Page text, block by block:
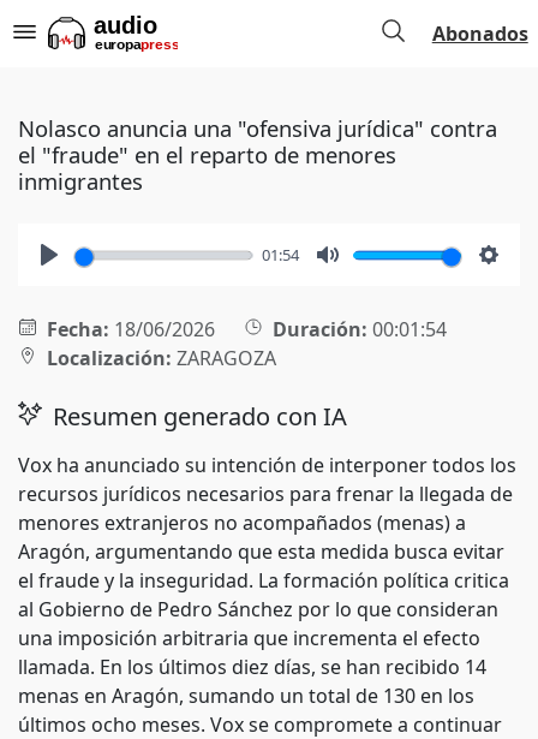
Abonados
Nolasco anuncia una "ofensiva jurídica" contra
el "fraude" en el reparto de menores
inmigrantes
01:54
Fecha: 18/06/2026 Duración: 00:01:54
Localización: ZARAGOZA
Resumen generado con IA
Vox ha anunciado su intención de interponer todos los
recursos jurídicos necesarios para frenar la llegada de
menores extranjeros no acompañados (menas) a
Aragón, argumentando que esta medida busca evitar
el fraude y la inseguridad. La formación política critica
al Gobierno de Pedro Sánchez por lo que consideran
una imposición arbitraria que incrementa el efecto
llamada. En los últimos diez días, se han recibido 14
menas en Aragón, sumando un total de 130 en los
últimos ocho meses. Vox se compromete a continuar